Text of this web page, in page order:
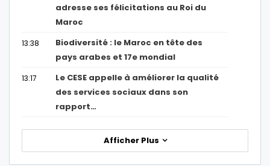
adresse ses félicitations au Roi du
Maroc
13:38
Biodiversité : le Maroc en tête des
pays arabes et 17e mondial
13:17
Le CESE appelle à améliorer la qualité
des services sociaux dans son
rapport…
Afficher Plus